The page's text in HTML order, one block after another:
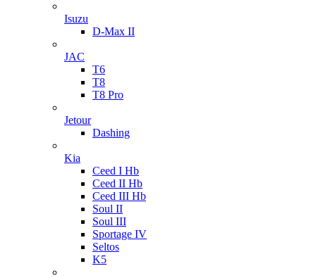
Isuzu
D-Max II
JAC
T6
T8
T8 Pro
Jetour
Dashing
Kia
Ceed I Hb
Ceed II Hb
Ceed III Hb
Soul II
Soul III
Sportage IV
Seltos
K5